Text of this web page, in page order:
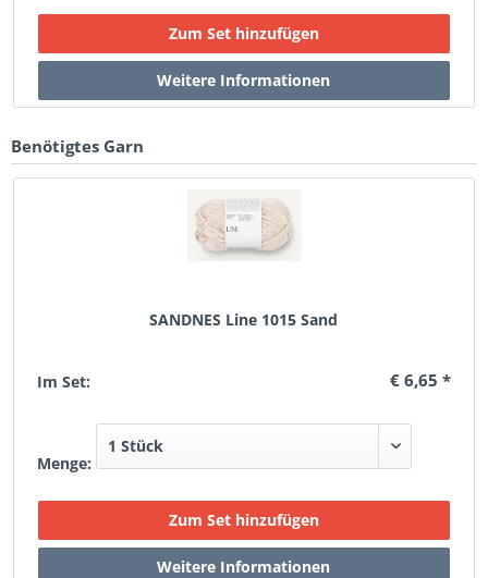
Benötigtes Garn
SANDNES Line 1015 Sand
Im Set: € 6,65 *
Menge: